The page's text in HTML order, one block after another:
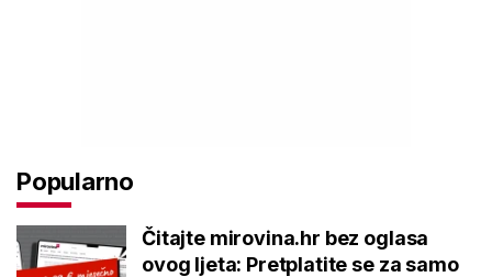
Popularno
Čitajte mirovina.hr bez oglasa
ovog ljeta: Pretplatite se za samo